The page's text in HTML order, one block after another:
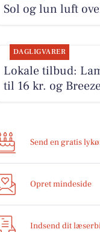
Sol og lun luft
DAGLIGVARER
Lokale tilbud:
til 16 kr. og
Send en gratis
Opret mindeside
Indsend dit